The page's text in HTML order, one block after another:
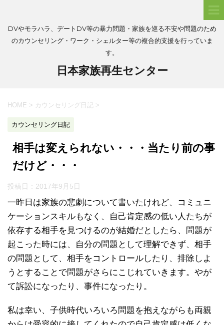
DVやモラハラ、デートDV等の暴力問題・家族を巡る不安や問題のため
のカウンセリング・ワーク・シェルター等の複合的支援を行っていま
す。
日本家族再生センター
HOME > カウンセリング日記 >
カウンセリング日記
相手は変えられない・・・当たり前の事
だけど・・・
投稿日： 2017年9月5日
一昨日は家族の悲劇について書いたけれど、コミュニ
ケーションスキルもなく、自己肯定感の低い人たちが
依存する相手を見つけるのが結婚だとしたら、問題が
起こった時には、自分の問題として理解できず、相手
の問題として、相手をコントロールしたり、排除しよ
うとすることで問題がさらにこじれていきます。やが
て訴訟になったり、事件になったり。
私は幸い、子供時代いろいろ問題を抱えながらも両親